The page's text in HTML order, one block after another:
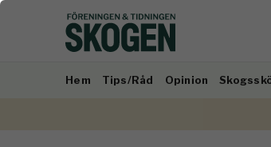
Hem Tips/Råd Opinion